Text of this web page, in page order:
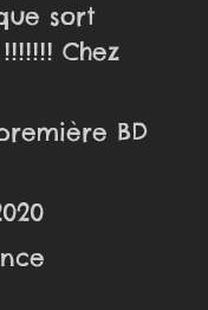
sort
Chez
BD